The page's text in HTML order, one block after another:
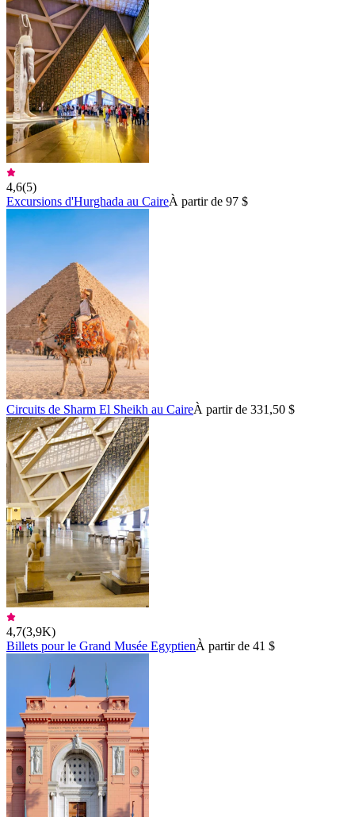
4,6(5)
Excursions d'Hurghada au CaireÀ partir de 97 $
Circuits de Sharm El Sheikh au CaireÀ partir de 331,50 $
4,7(3,9K)
Billets pour le Grand Musée EgyptienÀ partir de 41 $